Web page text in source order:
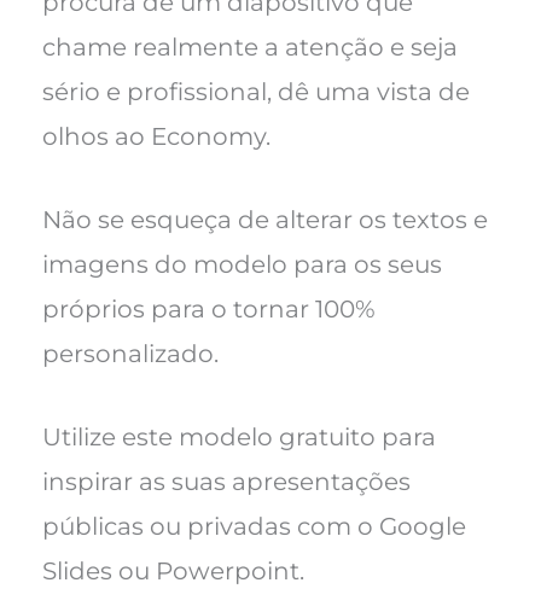
chame realmente a atenção e seja
sério e profissional, dê uma vista de
olhos ao Economy.
Não se esqueça de alterar os textos e
imagens do modelo para os seus
próprios para o tornar 100%
personalizado.
Utilize este modelo gratuito para
inspirar as suas apresentações
públicas ou privadas com o Google
Slides ou Powerpoint.